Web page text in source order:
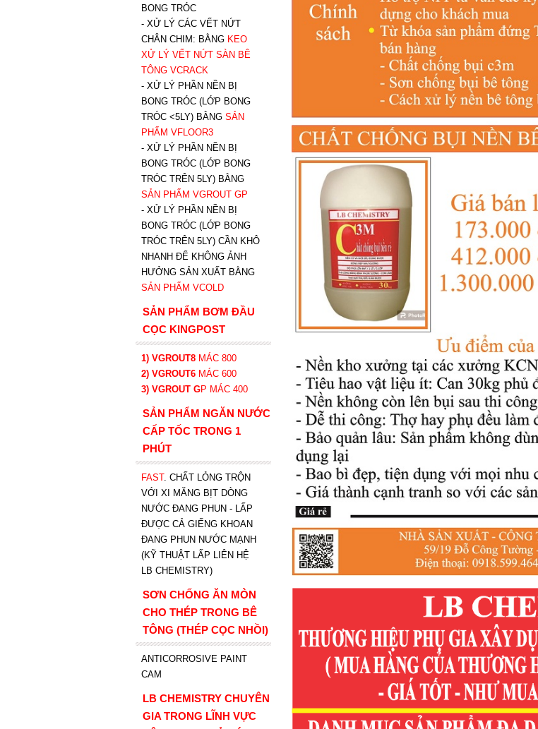
BONG TRÓC
- XỬ LÝ CÁC VẾT NỨT
CHÂN CHIM: BẰNG KEO
XỬ LÝ VẾT NỨT SÀN BÊ
TÔNG VCRACK
- XỬ LÝ PHẦN NỀN BỊ
BONG TRÓC (LỚP BONG
TRÓC <5LY) BẰNG SẢN
PHẨM VFLOOR3
- XỬ LÝ PHẦN NỀN BỊ
BONG TRÓC (LỚP BONG
TRÓC TRÊN 5LY) BẰNG
SẢN PHẨM VGROUT GP
- XỬ LÝ PHẦN NỀN BỊ
BONG TRÓC (LỚP BONG
TRÓC TRÊN 5LY) CẦN KHÔ
NHANH ĐỂ KHÔNG ẢNH
HƯỞNG SẢN XUẤT BẰNG
SẢN PHẨM VCOLD
SẢN PHẨM BƠM ĐẦU
CỌC KINGPOST
1) VGROUT8 MÁC 800
2) VGROUT6 MÁC 600
3) VGROUT GP MÁC 400
SẢN PHẨM NGĂN NƯỚC
CẤP TỐC TRONG 1
PHÚT
FAST. CHẤT LỎNG TRỘN
VỚI XI MĂNG BỊT DÒNG
NƯỚC ĐANG PHUN - LẤP
ĐƯỢC CẢ GIẾNG KHOAN
ĐANG PHUN NƯỚC MẠNH
(KỸ THUẬT LẤP LIÊN HỆ
LB CHEMISTRY)
SƠN CHỐNG ĂN MÒN
CHO THÉP TRONG BÊ
TÔNG (THÉP CỌC NHỒI)
ANTICORROSIVE PAINT
CAM
LB CHEMISTRY CHUYÊN
GIA TRONG LĨNH VỰC